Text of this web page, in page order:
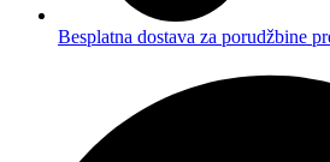
Besplatna dostava za porudžbine